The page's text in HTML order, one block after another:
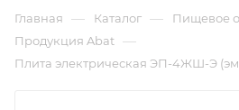
Главная — Каталог — Пищевое
Продукция Abat —
Плита электрическая ЭП-4ЖШ-Э